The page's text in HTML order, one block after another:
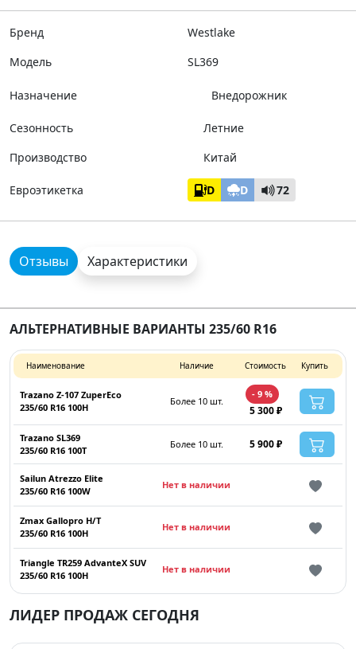
Бренд
Westlake
Модель
SL369
Назначение Внедорожник
Сезонность
Летние
Производство
Китай
Евроэтикетка D D 72
Отзывы Характеристики
АЛЬТЕРНАТИВНЫЕ ВАРИАНТЫ 235/60 R16
Наименование Наличие Стоимость Купить
Trazano Z-107 ZuperEco
235/60 R16 100H
Более 10 шт.
- 9 %
5 300 ₽
Trazano SL369
235/60 R16 100T
Более 10 шт. 5 900 ₽
Sailun Atrezzo Elite
235/60 R16 100W
Нет в наличии
Zmax Gallopro H/T
235/60 R16 100H
Нет в наличии
Triangle TR259 AdvanteX SUV
235/60 R16 100H
Нет в наличии
ЛИДЕР ПРОДАЖ СЕГОДНЯ